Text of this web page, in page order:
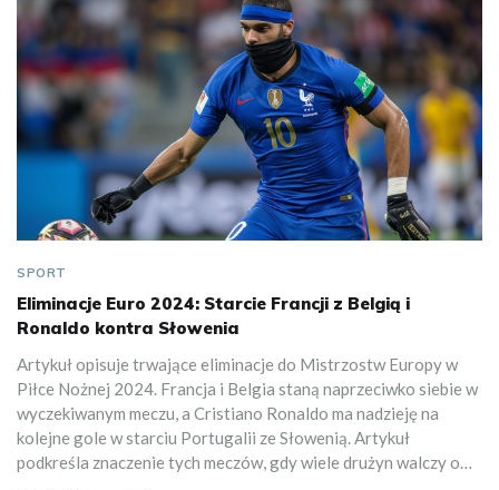
SPORT
Eliminacje Euro 2024: Starcie Francji z Belgią i
Ronaldo kontra Słowenia
Artykuł opisuje trwające eliminacje do Mistrzostw Europy w
Piłce Nożnej 2024. Francja i Belgia staną naprzeciwko siebie w
wyczekiwanym meczu, a Cristiano Ronaldo ma nadzieję na
kolejne gole w starciu Portugalii ze Słowenią. Artykuł
podkreśla znaczenie tych meczów, gdy wiele drużyn walczy o